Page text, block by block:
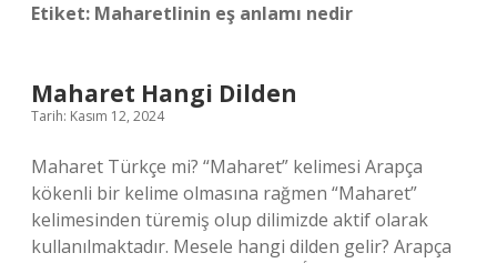
Etiket: Maharetlinin eş anlamı nedir
Maharet Hangi Dilden
Tarih: Kasım 12, 2024
Maharet Türkçe mi? “Maharet” kelimesi Arapça
kökenli bir kelime olmasına rağmen “Maharet”
kelimesinden türemiş olup dilimizde aktif olarak
kullanılmaktadır. Mesele hangi dilden gelir? Arapça